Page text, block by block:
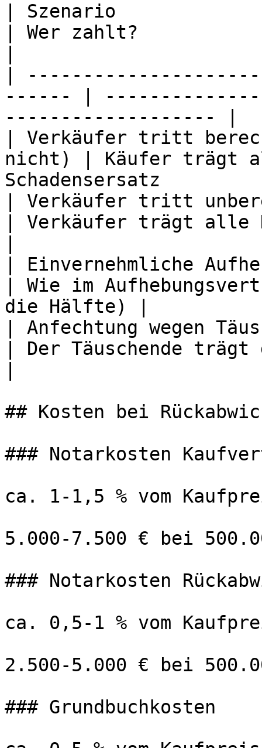
| Szenario
| Wer zahlt?
|
------ |
------------------- |
| Verkäufer tritt
nicht) | Käufer trägt
Schadensersatz
| Verkäufer tritt
| Verkäufer trägt alle
| Einvernehmliche
| Wie im
die Hälfte) |
| Anfechtung wegen
| Der Täuschende trägt
## Kosten bei
### Notarkosten
ca. 1-1,5 % vom
5.000-7.500 € bei
### Notarkosten
ca. 0,5-1 % vom
2.500-5.000 € bei
### Grundbuchkosten